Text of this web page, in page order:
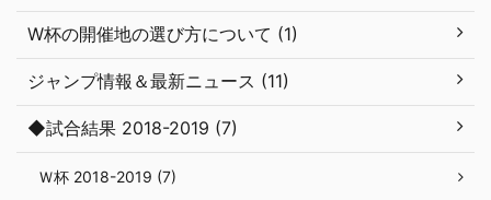
W杯の開催地の選び方について (1)
ジャンプ情報＆最新ニュース (11)
◆試合結果 2018-2019 (7)
Ｗ杯 2018-2019 (7)